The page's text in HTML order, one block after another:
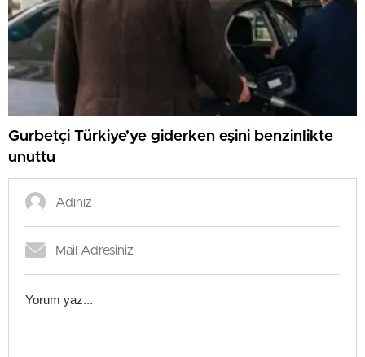
Gurbetçi Türkiye’ye giderken eşini benzinlikte
unuttu